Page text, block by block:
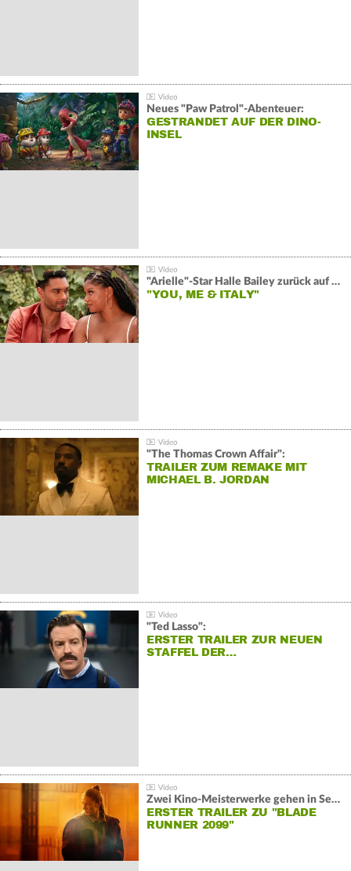
Neues "Paw Patrol"-Abenteuer:
GESTRANDET AUF DER DINO-
INSEL
"Arielle"-Star Halle Bailey zurück auf der Leinwand:
"YOU, ME & ITALY"
"The Thomas Crown Affair":
TRAILER ZUM REMAKE MIT
MICHAEL B. JORDAN
"Ted Lasso":
ERSTER TRAILER ZUR NEUEN
STAFFEL DER…
Zwei Kino-Meisterwerke gehen in Serie:
ERSTER TRAILER ZU "BLADE
RUNNER 2099"